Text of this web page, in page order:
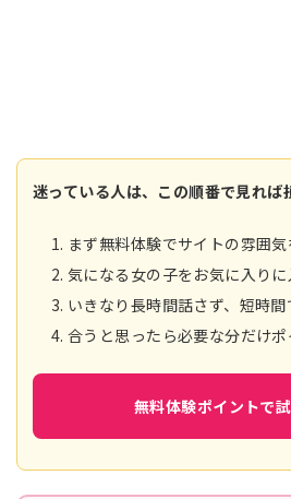
迷っている人は、この順番で見れば
まず無料体験でサイトの雰囲気
気になる女の子をお気に入りに
いきなり長時間話さず、短時間
合うと思ったら必要な分だけポ
無料体験ポイントで